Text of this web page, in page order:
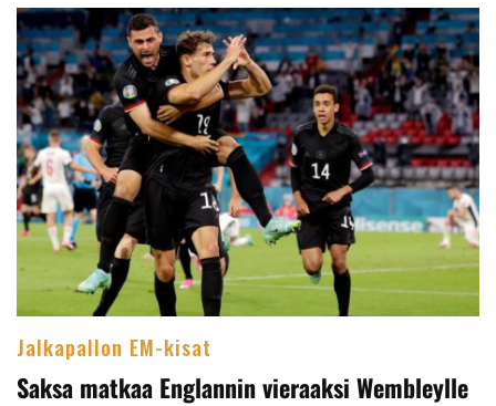
Jalkapallon EM-kisat
Saksa matkaa Englannin vieraaksi Wembleylle